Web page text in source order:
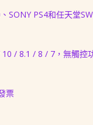
SONY PS4和任天堂
/ 8.1 / 8 / 7，無觸控
票